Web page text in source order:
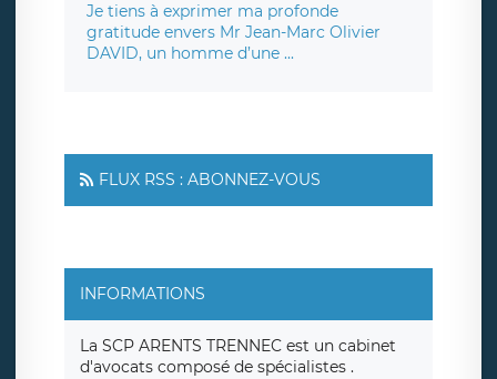
Je tiens à exprimer ma profonde
gratitude envers Mr Jean-Marc Olivier
DAVID, un homme d’une ...
FLUX RSS : ABONNEZ-VOUS
INFORMATIONS
La SCP ARENTS TRENNEC est un cabinet
d'avocats composé de spécialistes .